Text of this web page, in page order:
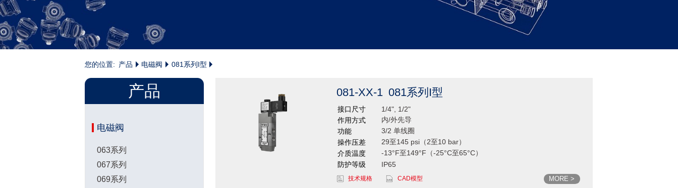
您的位置: 产品 电磁阀 081系列I型
产品
电磁阀
063系列
067系列
069系列
081-XX-1 081系列I型
接口尺寸
1/4", 1/2"
作用方式
内/外先导
功能
3/2 单线圈
操作压差
29至145 psi（2至10 bar）
介质温度
-13°F至149°F（-25°C至65°C）
防护等级
IP65
技术规格 CAD模型 MORE >